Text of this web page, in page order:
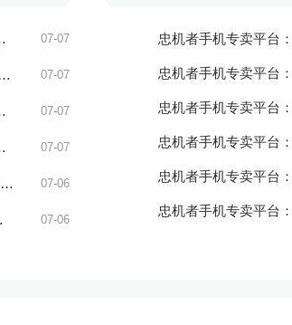
07-07
07-07
07-07
07-07
07-06
07-06